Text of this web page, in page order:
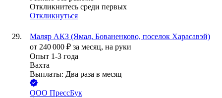
Откликнитесь среди первых
Откликнуться
Маляр АКЗ (Ямал, Бованенково, поселок Харасавэй)
от 240 000 ₽ за месяц, на руки
Опыт 1-3 года
Вахта
Выплаты: Два раза в месяц
ООО ПрессБук